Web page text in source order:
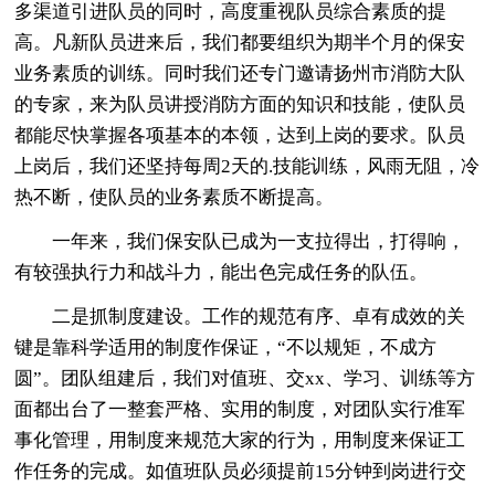
多渠道引进队员的同时，高度重视队员综合素质的提
高。凡新队员进来后，我们都要组织为期半个月的保安
业务素质的训练。同时我们还专门邀请扬州市消防大队
的专家，来为队员讲授消防方面的知识和技能，使队员
都能尽快掌握各项基本的本领，达到上岗的要求。队员
上岗后，我们还坚持每周2天的.技能训练，风雨无阻，冷
热不断，使队员的业务素质不断提高。
一年来，我们保安队已成为一支拉得出，打得响，
有较强执行力和战斗力，能出色完成任务的队伍。
二是抓制度建设。工作的规范有序、卓有成效的关
键是靠科学适用的制度作保证，“不以规矩，不成方
圆”。团队组建后，我们对值班、交xx、学习、训练等方
面都出台了一整套严格、实用的制度，对团队实行准军
事化管理，用制度来规范大家的行为，用制度来保证工
作任务的完成。如值班队员必须提前15分钟到岗进行交